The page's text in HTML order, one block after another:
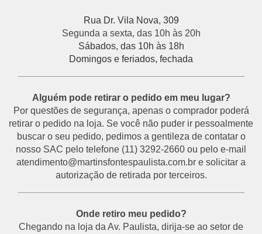
Rua Dr. Vila Nova, 309
Segunda a sexta, das 10h às 20h
Sábados, das 10h às 18h
Domingos e feriados, fechada
Alguém pode retirar o pedido em meu lugar?
Por questões de segurança, apenas o comprador poderá
retirar o pedido na loja. Se você não puder ir pessoalmente
buscar o seu pedido, pedimos a gentileza de contatar o
nosso SAC pelo telefone (11) 3292-2660 ou pelo e-mail
atendimento@martinsfontespaulista.com.br e solicitar a
autorização de retirada por terceiros.
Onde retiro meu pedido?
Chegando na loja da Av. Paulista, dirija-se ao setor de